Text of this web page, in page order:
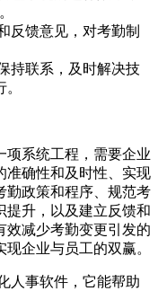
反馈意见，对考勤制
持联系，及时解决技
项系统工程，需要企业
准确性和及时性、实现
勤政策和程序、规范考
提升，以及建立反馈和
效减少考勤变更引发的
企业与员工的双赢。
人事软件，它能帮助